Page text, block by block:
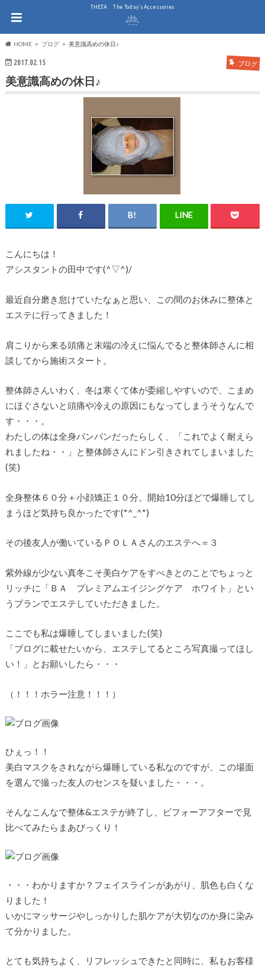
THE.TA The Today`s Accessories
HOME ブログ 美意識高めの休日♪
2017.02.15 ブログ
美意識高めの休日♪
こんにちは！
アシスタントの田中です(^▽^)/
最近自分磨き怠けていたなぁと思い、この間のお休みに整体と
エステに行ってきました！
肩こりから来る頭痛と末端の冷えに悩んでると整体師さんに相
談してから施術スタート。
整体師さんいわく、冬は寒くて体が委縮しやすいので、こまめ
にほぐさないと頭痛や冷えの原因にもなってしまうそうなんで
す・・・。
わたしの体は全身パンパンだったらしく、「これでよく耐えら
れましたね・・」と整体師さんにドン引きされてしまいました
(笑)
全身整体６０分＋小顔矯正１０分。開始10分ほどで爆睡してし
まうほど気持ち良かったです(*^_^*)
その後友人が働いているＰＯＬＡさんのエステへ＝３
紫外線が少ない真冬こそ美白ケアをすべきとのことでちょっと
リッチに「ＢＡ プレミアムエイジングケア ホワイト」とい
うプランでエステしていただきました。
ここでも私は爆睡してしまいました(笑)
「ブログに載せたいから、エステしてるところ写真撮ってほし
い！」とお願いしたら・・・
（！！！ホラー注意！！！）
ひぇっ！！
美白マスクをされながら爆睡している私なのですが、この場面
を選んで撮った友人のセンスを疑いました・・・。
そんなこんなで整体&エステが終了し、ビフォーアフターで見
比べてみたらまあびっくり！
・・・わかりますか？フェイスラインがあがり、肌色も白くな
りました！
いかにマッサージやしっかりした肌ケアが大切なのか身に染み
て分かりました。
とても気持ちよく、リフレッシュできたと同時に、私もお客様